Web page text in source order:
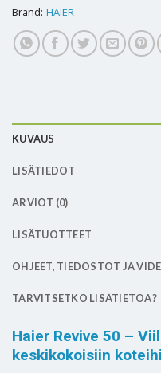
Brand: HAIER
KUVAUS
LISÄTIEDOT
ARVIOT (0)
LISÄTUOTTEET
OHJEET, TIEDOSTOT JA
TARVITSETKO LISÄTIETOA?
Haier Revive 50 –
keskikokoisiin